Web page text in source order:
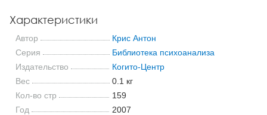
Характеристики
Автор
Крис Антон
Серия
Библиотека психоанализа
Издательство
Когито-Центр
Вес
0.1 кг
Кол-во стр
159
Год
2007